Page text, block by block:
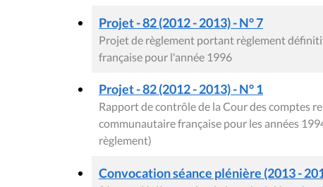
Projet - 82 (2012 - 2013) - N° 7
Projet de règlement portant règlement
française pour l'année 1996
Projet - 82 (2012 - 2013) - N° 1
Rapport de contrôle de la Cour des comptes
communautaire française pour les années
règlement)
Convocation séance plénière (2013 -